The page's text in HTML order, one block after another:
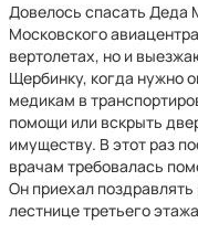
Довелось спасать Деда
Московского
вертолетах, но и
Щербинку, когда нужно
медикам в
помощи или вскрыть
имуществу. В этот раз
врачам требовалась
Он приехал
лестнице третьего